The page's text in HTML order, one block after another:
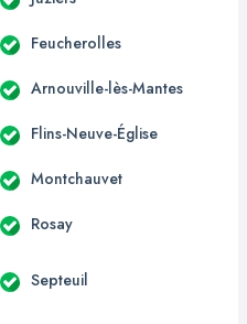
Feucherolles
Arnouville-lès-Mantes
Flins-Neuve-Église
Montchauvet
Rosay
Septeuil